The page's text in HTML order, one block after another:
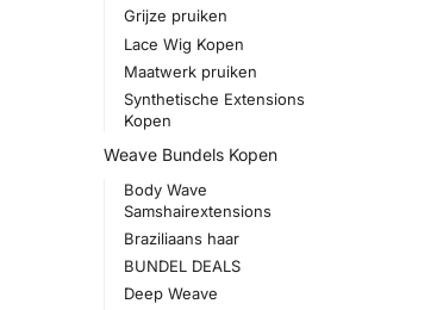
Grijze pruiken
Lace Wig Kopen
Maatwerk pruiken
Synthetische Extensions
Kopen
Weave Bundels Kopen
Body Wave
Samshairextensions
Braziliaans haar
BUNDEL DEALS
Deep Weave